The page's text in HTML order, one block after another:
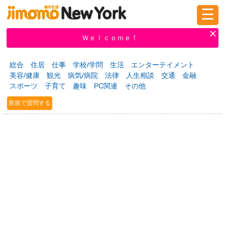
新規登録
掲示板 タウン情報 教えて！
☰
Ｗｅｌｃｏｍｅ！
総合 住居 仕事 学校/学問 生活
エンターテイメント
美容/健康
観光 病気/病院 法律 人生相談 交通
金融
スポーツ
子育て 趣味 PC関連 その他
新規で質問する